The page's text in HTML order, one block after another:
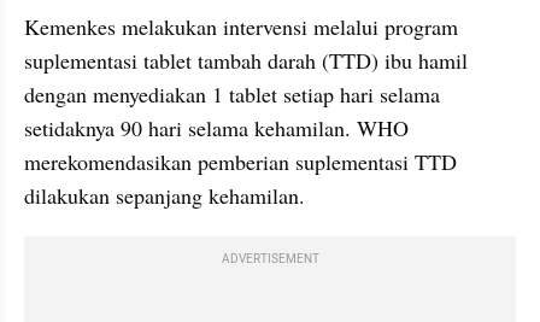
Kemenkes melakukan intervensi melalui program
suplementasi tablet tambah darah (TTD) ibu hamil
dengan menyediakan 1 tablet setiap hari selama
setidaknya 90 hari selama kehamilan. WHO
merekomendasikan pemberian suplementasi TTD
dilakukan sepanjang kehamilan.
ADVERTISEMENT